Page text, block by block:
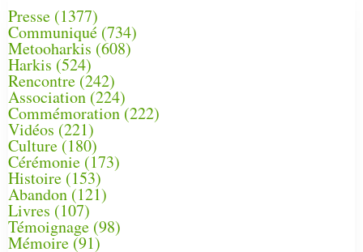
Presse (1377)
Communiqué (734)
Metooharkis (608)
Harkis (524)
Rencontre (242)
Association (224)
Commémoration(222)
Vidéos (221)
Culture(180)
Cérémonie (173)
Histoire (153)
Abandon(121)
Livres (107)
Témoignage (98)
Mémoire (91)